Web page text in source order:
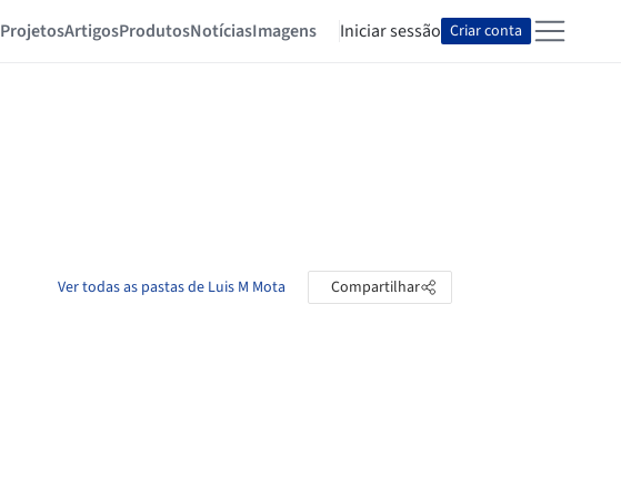
ProjetosArtigosProdutosNotíciasImagens Iniciar sessão Criar conta
Ver todas as pastas de Luis M Mota Compartilhar